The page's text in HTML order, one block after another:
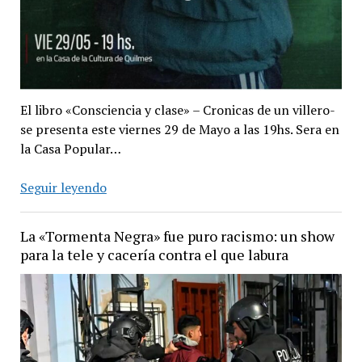
El libro «Consciencia y clase» – Cronicas de un villero-
se presenta este viernes 29 de Mayo a las 19hs. Sera en
la Casa Popular…
Seguir leyendoPresentación
«Consciencia
y
clase»
de
Elvis
Báez.
La «Tormenta Negra» fue puro racismo: un show
para la tele y cacería contra el que labura